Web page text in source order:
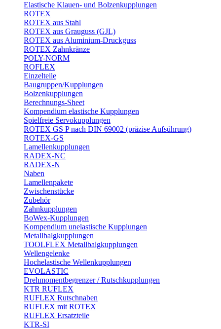
Elastische Klauen- und Bolzenkupplungen
ROTEX
ROTEX aus Stahl
ROTEX aus Grauguss (GJL)
ROTEX aus Aluminium-Druckguss
ROTEX Zahnkränze
POLY-NORM
ROFLEX
Einzelteile
Baugruppen/Kupplungen
Bolzenkupplungen
Berechnungs-Sheet
Kompendium elastische Kupplungen
Spielfreie Servokupplungen
ROTEX GS P nach DIN 69002 (präzise Aufsührung)
ROTEX-GS
Lamellenkupplungen
RADEX-NC
RADEX-N
Naben
Lamellenpakete
Zwischenstücke
Zubehör
Zahnkupplungen
BoWex-Kupplungen
Kompendium unelastische Kupplungen
Metallbalgkupplungen
TOOLFLEX Metallbalgkupplungen
Wellengelenke
Hochelastische Wellenkupplungen
EVOLASTIC
Drehmomentbegrenzer / Rutschkupplungen
KTR RUFLEX
RUFLEX Rutschnaben
RUFLEX mit ROTEX
RUFLEX Ersatzteile
KTR-SI